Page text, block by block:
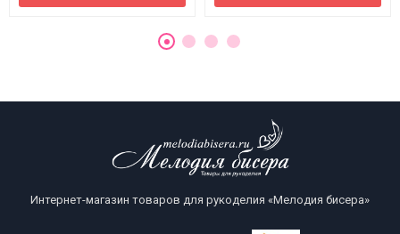
Интернет-магазин товаров для рукоделия «Мелодия бисера»